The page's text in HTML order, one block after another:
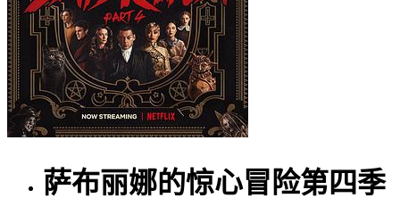
萨布丽娜的惊心冒险第四季